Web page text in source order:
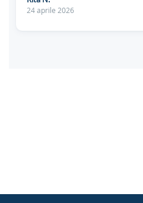
24 aprile 2026